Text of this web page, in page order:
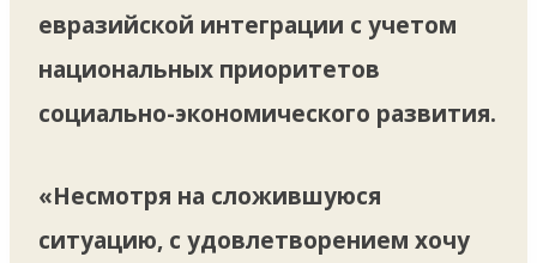
евразийской интеграции с учетом
национальных приоритетов
социально-экономического развития.
«Несмотря на сложившуюся
ситуацию, с удовлетворением хочу